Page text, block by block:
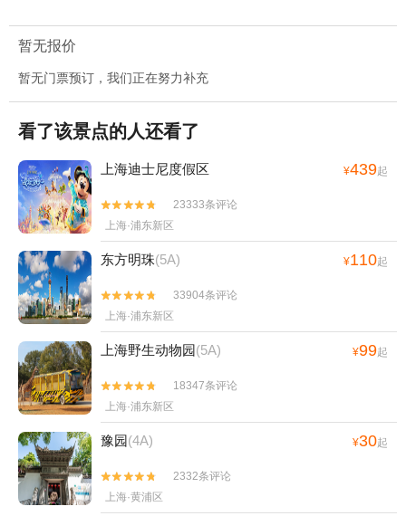
暂无报价
暂无门票预订，我们正在努力补充
看了该景点的人还看了
上海迪士尼度假区 ¥439起


23333条评论
上海·浦东新区
东方明珠(5A) ¥110起


33904条评论
上海·浦东新区
上海野生动物园(5A) ¥99起


18347条评论
上海·浦东新区
豫园(4A) ¥30起


2332条评论
上海·黄浦区